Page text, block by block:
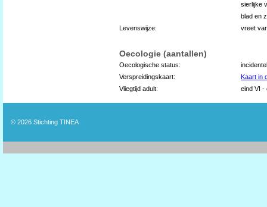
sierlijke
blad en
Levenswijze:
vreet
Oecologie (aantallen)
Oecologische status:
Verspreidingskaart:
Kaart in
Vliegtijd adult:
eind VI -
© 2026 Stichting TINEA